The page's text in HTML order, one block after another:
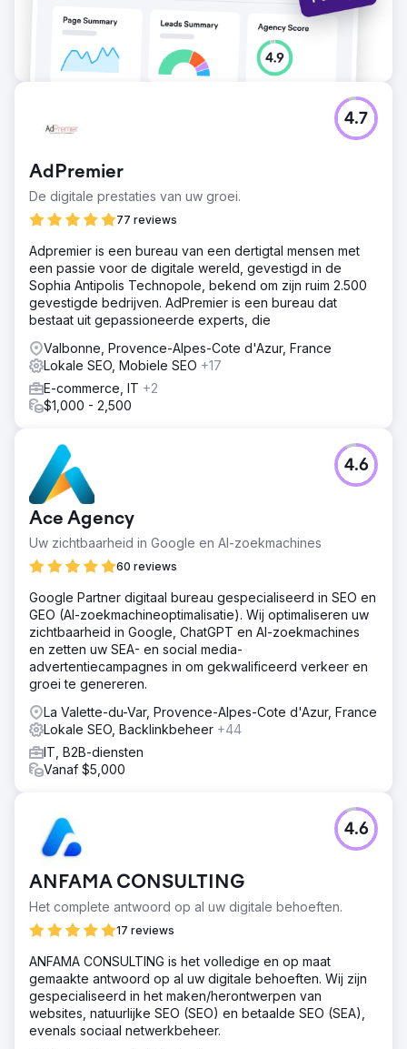
een toename van het organische verkeer met 11,5%. 23
Foldervragen In totaal werden 23 foldervragen
geregistreerd.
AdPremier
De digitale prestaties van uw groei.
77 reviews
4.7
Adpremier is een bureau van een dertigtal mensen met
een passie voor de digitale wereld, gevestigd in de
Sophia Antipolis Technopole, bekend om zijn ruim 2.500
gevestigde bedrijven. AdPremier is een bureau dat
bestaat uit gepassioneerde experts, die
Valbonne, Provence-Alpes-Cote d'Azur, France
Lokale SEO, Mobiele SEO +17
E-commerce, IT +2
$1,000 - 2,500
Ace Agency
Uw zichtbaarheid in Google en AI-zoekmachines
60 reviews
4.6
Google Partner digitaal bureau gespecialiseerd in SEO en
GEO (AI-zoekmachineoptimalisatie). Wij optimaliseren uw
zichtbaarheid in Google, ChatGPT en AI-zoekmachines
en zetten uw SEA- en social media-
advertentiecampagnes in om gekwalificeerd verkeer en
groei te genereren.
La Valette-du-Var, Provence-Alpes-Cote d'Azur, France
Lokale SEO, Backlinkbeheer +44
IT, B2B-diensten
Vanaf $5,000
ANFAMA CONSULTING
Het complete antwoord op al uw digitale behoeften.
17 reviews
4.6
ANFAMA CONSULTING is het volledige en op maat
gemaakte antwoord op al uw digitale behoeften. Wij zijn
gespecialiseerd in het maken/herontwerpen van
websites, natuurlijke SEO (SEO) en betaalde SEO (SEA),
evenals sociaal netwerkbeheer.